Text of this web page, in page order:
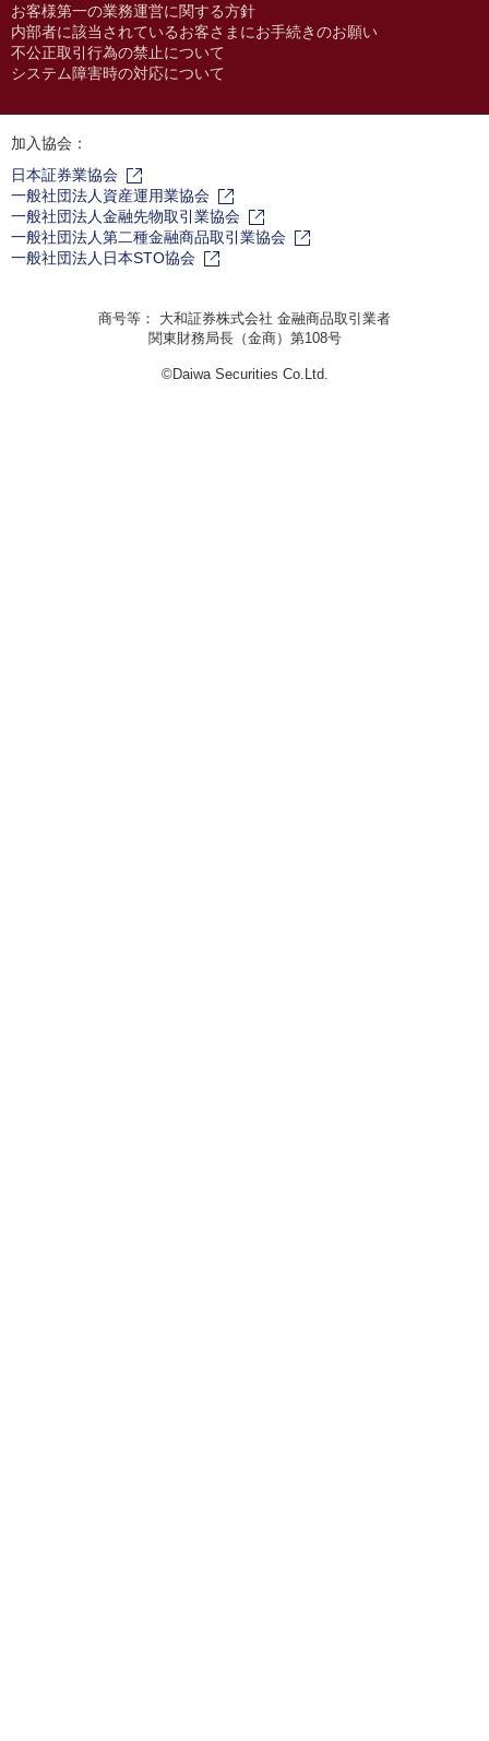
お客様第一の業務運営に関する方針
内部者に該当されているお客さまにお手続きのお願い
不公正取引行為の禁止について
システム障害時の対応について
加入協会：
日本証券業協会
一般社団法人資産運用業協会
一般社団法人金融先物取引業協会
一般社団法人第二種金融商品取引業協会
一般社団法人日本STO協会
商号等： 大和証券株式会社 金融商品取引業者
関東財務局長（金商）第108号
©Daiwa Securities Co.Ltd.